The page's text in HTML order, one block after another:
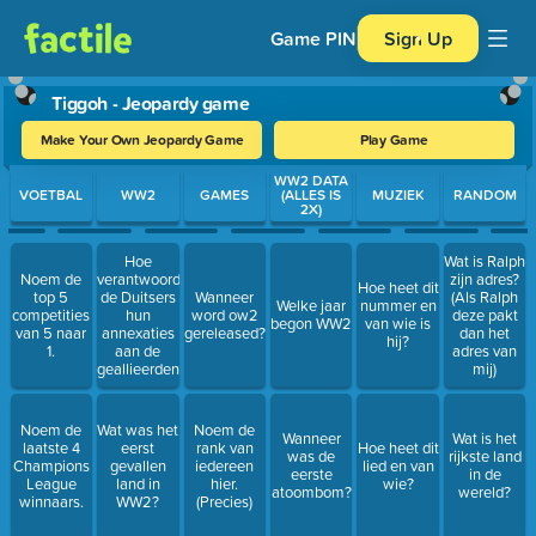
Game PIN Sign Up
Tiggoh - Jeopardy game
Make Your Own Jeopardy Game Play Game
Use arrow keys to move between questions. Press Enter or
VOETBAL
Noem de
top 5
competities
van 5 naar
1.
Noem de
laatste 4
Champions
League
winnaars.
WW2
Hoe
verantwoordde
de Duitsers
hun
annexaties
aan de
geallieerden
Wat was het
eerst
gevallen
land in
WW2?
GAMES
Wanneer
word ow2
gereleased?
Noem de
rank van
iedereen
hier.
(Precies)
WW2 DATA
(ALLES IS
2X)
Welke jaar
begon WW2
Wanneer
was de
eerste
atoombom?
MUZIEK
Hoe heet dit
nummer en
van wie is
hij?
Hoe heet dit
lied en van
wie?
RANDOM
Wat is Ralph
zijn adres?
(Als Ralph
deze pakt
dan het
adres van
mij)
Wat is het
rijkste land
in de
wereld?